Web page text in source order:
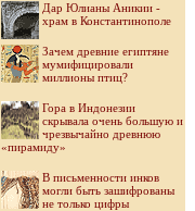
Дар Юлианы Аникии -
храм в Константинополе
Зачем древние египтяне
мумифицировали
миллионы птиц?
Гора в Индонезии
скрывала очень большую и
чрезвычайно древнюю
«пирамиду»
В письменности инков
могли быть зашифрованы
не только цифры